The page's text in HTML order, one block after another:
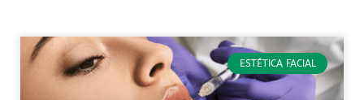
ESTÉTICA FACIAL